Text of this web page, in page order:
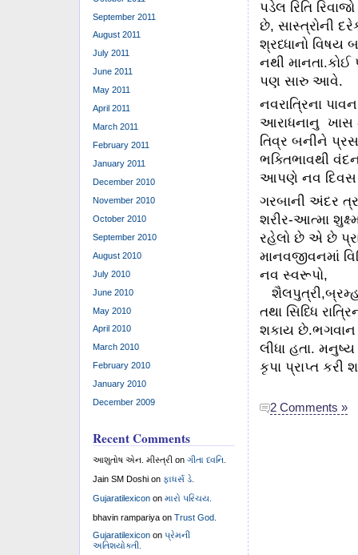
પડેલ રિતિ
છે, સાસ્ત્રોની
શ્રધ્ધાનો
નથી
પણ સારુ આવે.
નવરાત્રિના
આરાધનાનુ ખાસ
તિવ્ર બનીને
ભક્તિભાવથી
આપણે નવ દિવસ
ગરબાની અંદર
શરીર-આત્મા
રહેલો છે એ છે
માનવજીવનમાં
નવ સ્વરૂપો,
તથા સિધ્ધિ
શકાય છે.ભગવાન
લીધા હતા.
કૃપા પ્રાપ્ત કરી
2 Comments »
September 2011
August 2011
July 2011
June 2011
May 2011
April 2011
March 2011
February 2011
January 2011
December 2010
November 2010
October 2010
September 2010
August 2010
July 2010
June 2010
May 2010
April 2010
March 2010
February 2010
January 2010
December 2009
Recent Comments
આશુતોષ એન. મીસ્ત્રી onગીતા ધ્વનિ.
Jain SM Doshi onફાધર્સ ડે.
Gujaratilexicon onમારો પરિચય.
bhavin rampariya onTrust God.
Gujaratilexicon onપ્રેમની
અતિશયોક્તી.